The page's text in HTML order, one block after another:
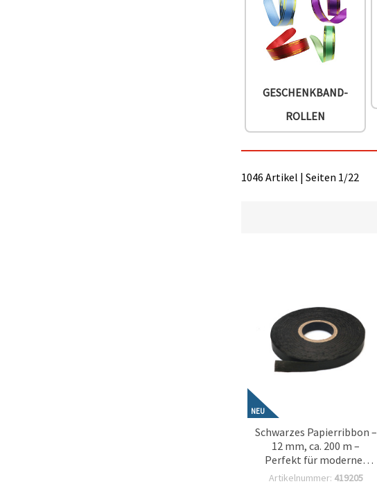
GESCHENKBAND-
ROLLEN
1046 Artikel | Seiten 1/22
NEU
Schwarzes Papierribbon –
12 mm, ca. 200 m –
Perfekt für modernes
Geschenkverpacken &
Artikelnummer: 419205